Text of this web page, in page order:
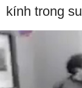
kính trong